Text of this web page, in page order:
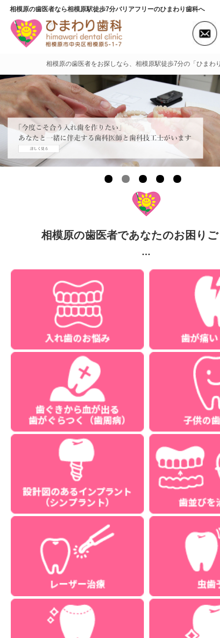
相模原の歯医者なら相模原駅徒歩7分バリアフリーのひまわり歯科へ
相模原の歯医者をお探しなら、相模原駅徒歩7分の「ひまわ
相模原の歯医者であなたのお困り